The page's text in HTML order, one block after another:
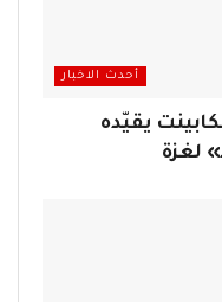
أحدث الاخبار
يقيّده
لغزة